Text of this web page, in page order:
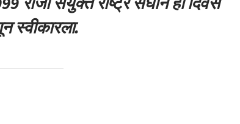
स्वीकारला.